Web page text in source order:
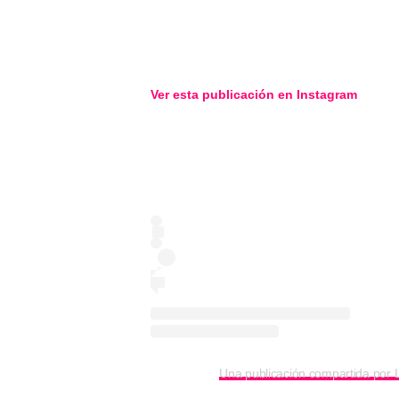
Ver esta publicación en Instagram
Una publicación compartida por